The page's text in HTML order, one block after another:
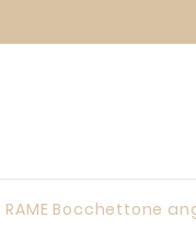
Bocchettone